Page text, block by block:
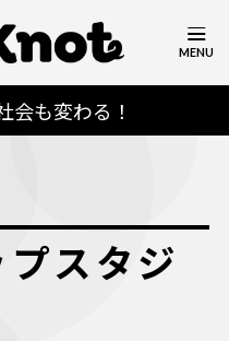
会も変わる！
MENU
スタジ